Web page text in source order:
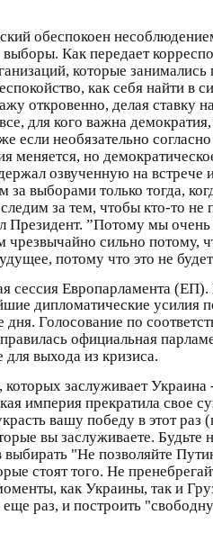
обеспокоен
Как передает
которые
как себя найти в
откровенно, делая
для кого важна
необязательно
меняется, но
озвученную на
выборами только тогда,
за тем, чтобы кто-то
”Потому мы очень
сильно потому,
потому что это не
сессия Европарламента
дипломатические
Голосование по
официальная
выхода из кризиса.
заслуживает
империя прекратила
вашу победу в этот
вы заслуживаете.
"Не позволяйте
стоят того. Не
как Украины, так и
раз, и построить